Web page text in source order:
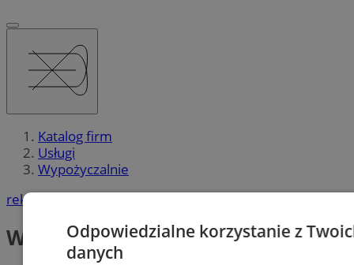
Katalog firm
Usługi
Wypożyczalnie
reklama
Wypożyczalnie
Odpowiedzialne korzystanie z
danych